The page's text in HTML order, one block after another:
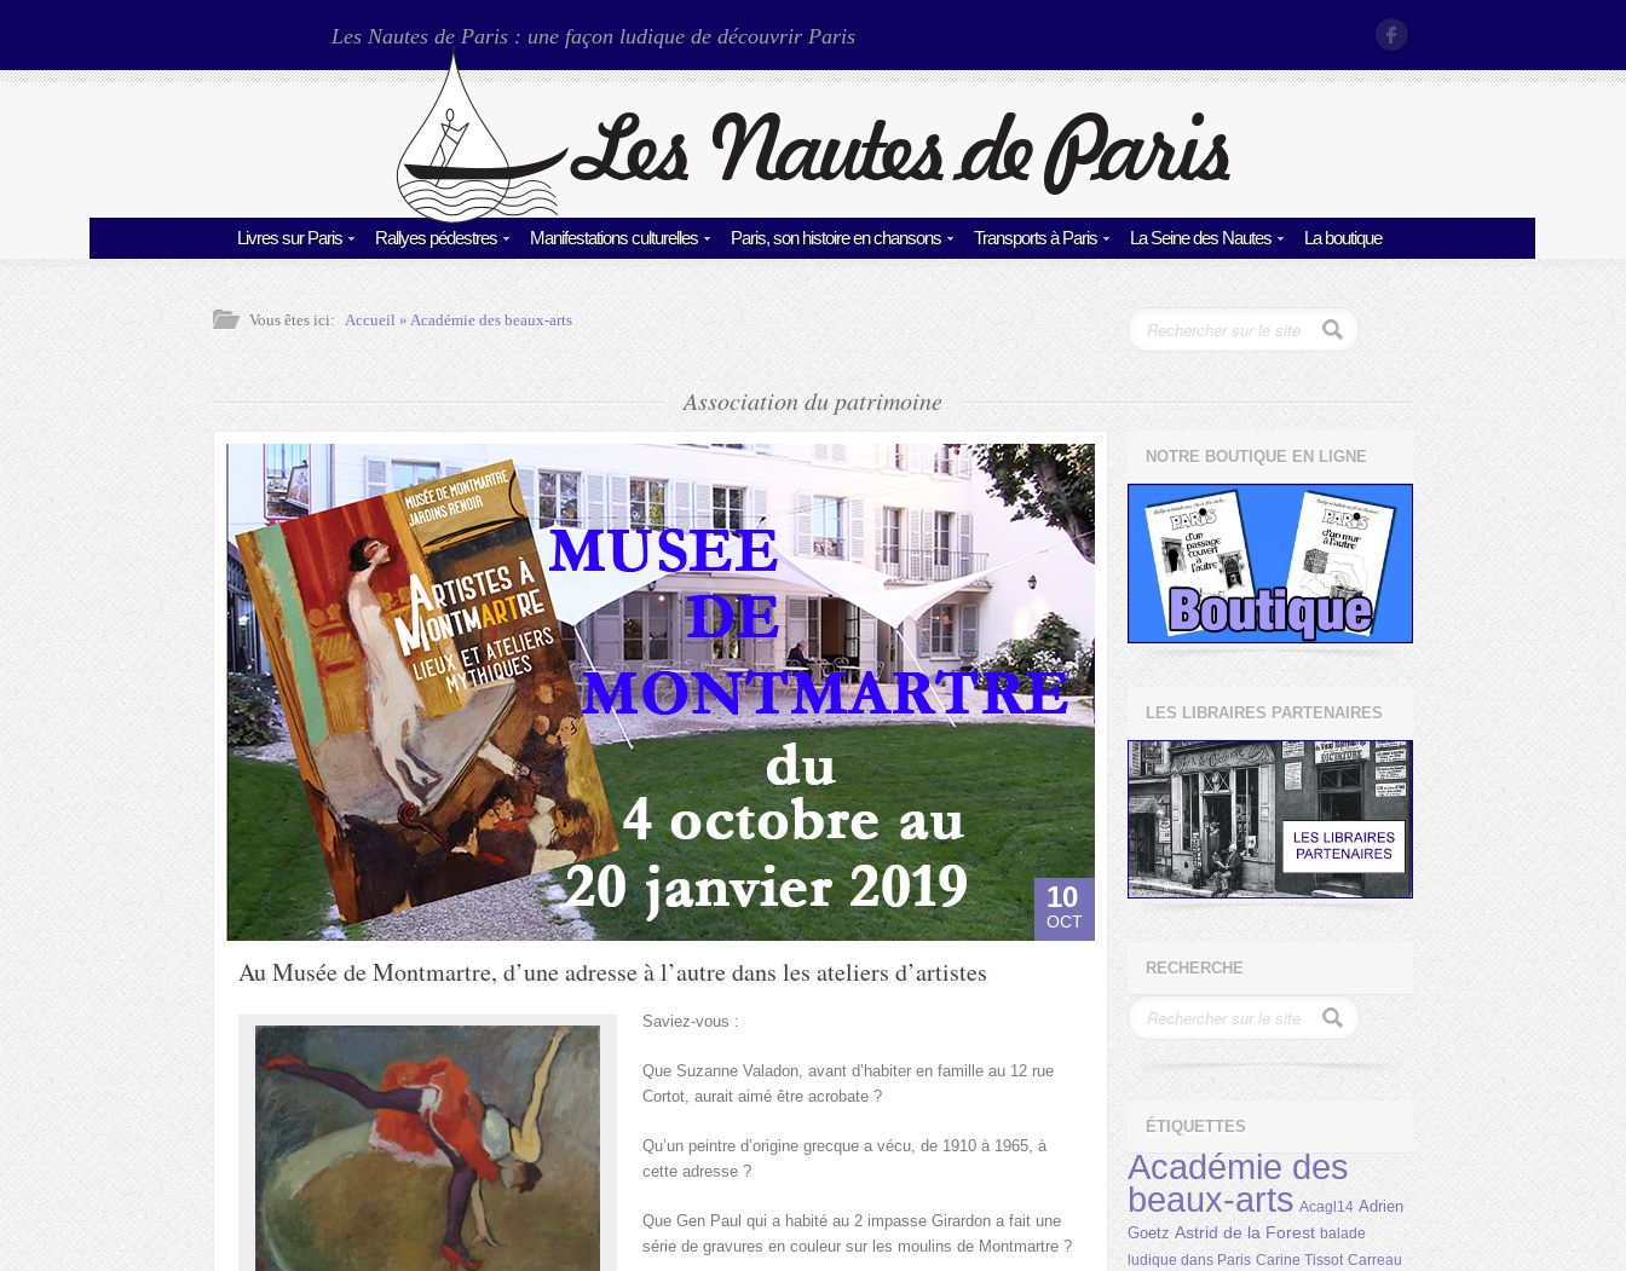
Les Nautes de Paris : une façon ludique de découvrir Paris
Livres sur Paris Rallyes pédestres Manifestations culturelles Paris, son histoire en chansons Transports à Paris La Seine des Nautes La boutique
Vous êtes ici: Accueil»Académie des beaux-arts
Association du patrimoine
10
OCT
Au Musée de Montmartre, d’une adresse à l’autre dans les ateliers d’artistes
Saviez-vous :
Que Suzanne Valadon, avant d’habiter en famille au 12 rue
Cortot, aurait aimé être acrobate ?
Qu’un peintre d’origine grecque a vécu, de 1910 à 1965, à
cette adresse ?
Que Gen Paul qui a habité au 2 impasse Girardon a fait une
série de gravures en couleur sur les moulins de Montmartre ?
NOTRE BOUTIQUE EN LIGNE
LES LIBRAIRES PARTENAIRES
RECHERCHE
ÉTIQUETTES
Académie des
beaux-arts Acagl14 Adrien
Goetz Astrid de la Forest balade
ludique dans Paris Carine Tissot Carreau